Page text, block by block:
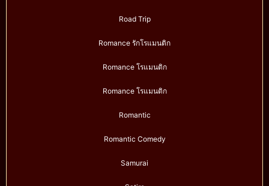
Road Trip
Romance รักโรแมนติก
Romance โรแมนติก
Romance โรแมนติก
Romantic
Romantic Comedy
Samurai